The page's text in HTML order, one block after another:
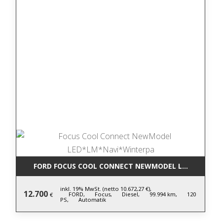
FORD FOCUS COOL CONNECT NEWMODEL
12.700 €
inkl. 19% MwSt. (netto 10.672,27 €),
FORD, Focus, Diesel, 99.994 km, 120
PS, Automatik